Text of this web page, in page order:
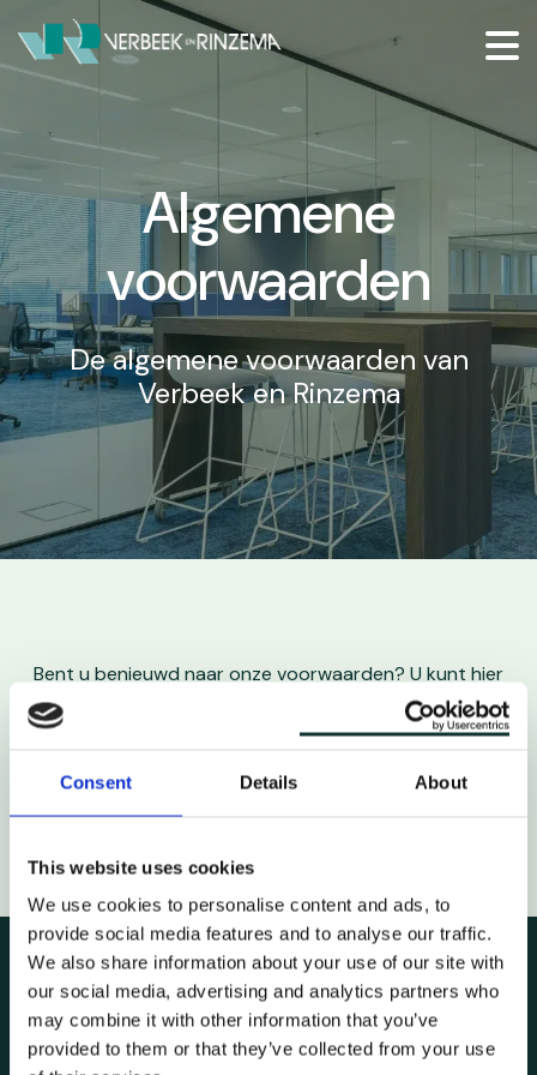
Consent Details About
This website uses cookies
We use cookies to personalise content and ads, to
provide social media features and to analyse our traffic.
We also share information about your use of our site with
our social media, advertising and analytics partners who
may combine it with other information that you’ve
provided to them or that they’ve collected from your use
Algemene
voorwaarden
De algemene voorwaarden van
Verbeek en Rinzema
Bent u benieuwd naar onze voorwaarden? U kunt hier
onze algemene voorwaarden bekijken en downloaden.
WIJ HELPEN U GRAAG